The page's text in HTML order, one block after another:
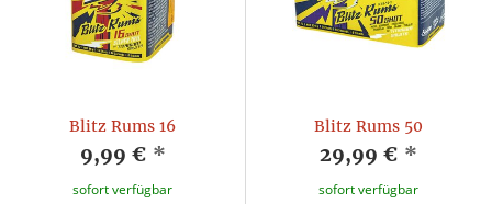
Blitz Rums 16
9,99 € *
sofort verfügbar
Blitz Rums 50
29,99 € *
sofort verfügbar